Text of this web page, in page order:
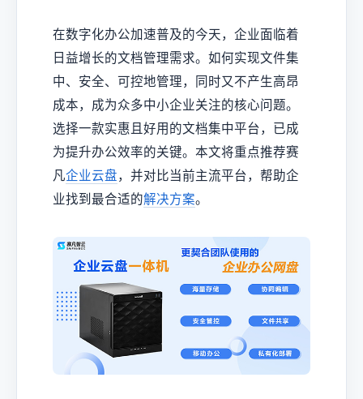
在数字化办公加速普及的今天，企业面临着
日益增长的文档管理需求。如何实现文件集
中、安全、可控地管理，同时又不产生高昂
成本，成为众多中小企业关注的核心问题。
选择一款实惠且好用的文档集中平台，已成
为提升办公效率的关键。本文将重点推荐赛
凡企业云盘，并对比当前主流平台，帮助企
业找到最合适的解决方案。